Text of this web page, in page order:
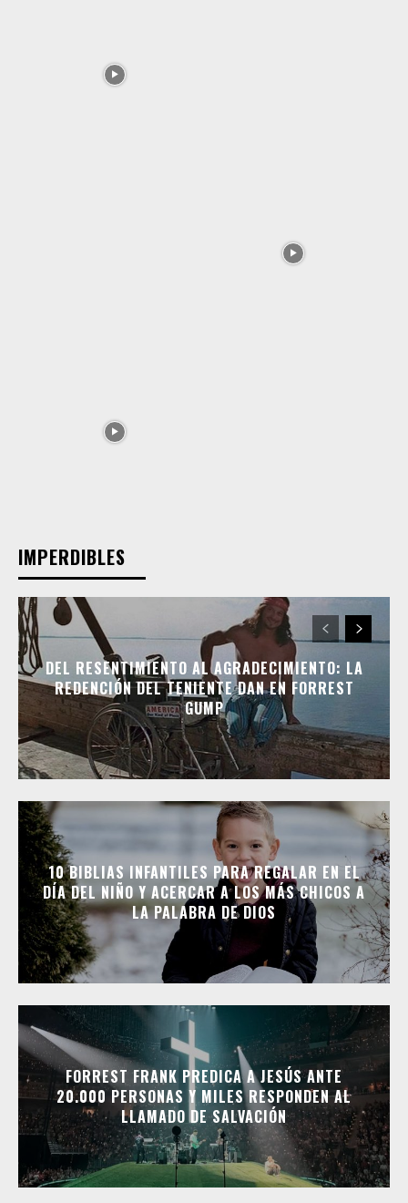
IMPERDIBLES
DEL RESENTIMIENTO AL AGRADECIMIENTO: LA
REDENCIÓN DEL TENIENTE DAN EN FORREST
GUMP
10 BIBLIAS INFANTILES PARA REGALAR EN EL
DÍA DEL NIÑO Y ACERCAR A LOS MÁS CHICOS A
LA PALABRA DE DIOS
FORREST FRANK PREDICA A JESÚS ANTE
20.000 PERSONAS Y MILES RESPONDEN AL
LLAMADO DE SALVACIÓN